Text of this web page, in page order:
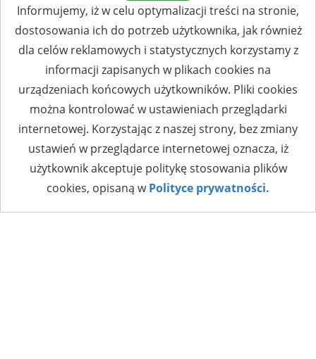
Informujemy, iż w celu optymalizacji treści na stronie,
dostosowania ich do potrzeb użytkownika, jak również
dla celów reklamowych i statystycznych korzystamy z
informacji zapisanych w plikach cookies na
urządzeniach końcowych użytkowników. Pliki cookies
można kontrolować w ustawieniach przeglądarki
internetowej. Korzystając z naszej strony, bez zmiany
ustawień w przeglądarce internetowej oznacza, iż
użytkownik akceptuje politykę stosowania plików
cookies, opisaną wPolityce prywatności.